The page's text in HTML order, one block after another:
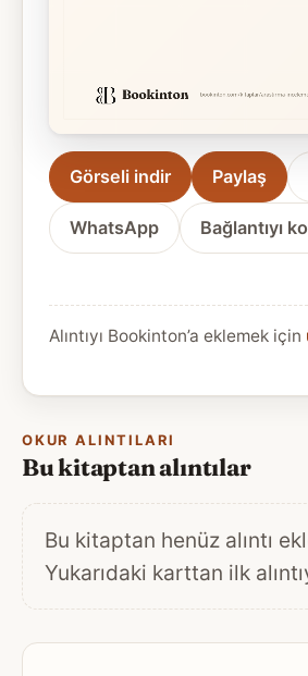
Görseli indir Paylaş
WhatsApp Bağlantıyı
Alıntıyı Bookinton’a eklemek için
OKUR ALINTILARI
Bu kitaptan alıntılar
Bu kitaptan henüz alıntı
Yukarıdaki karttan ilk